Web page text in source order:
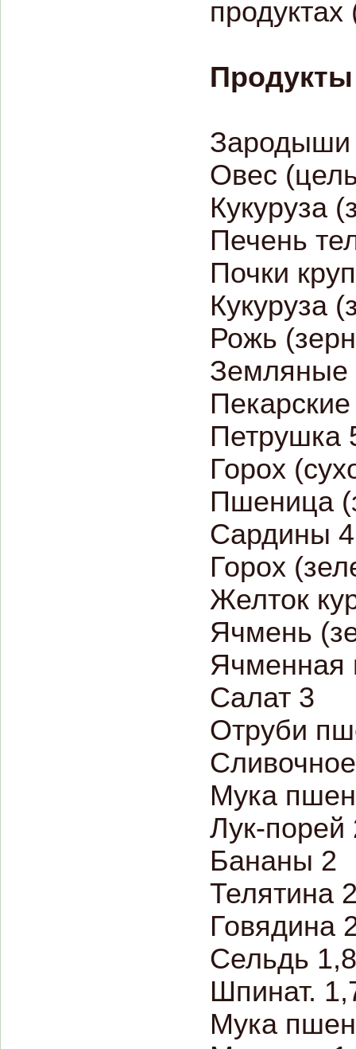
Овес
Кукуруза
Печень
Почки
Кукуруза
Рожь
Земляные
Петрушка
Горох
Пшеница
Сардины
Горох
Желток
Ячмень
Ячменная
Салат 3
Отруби
Мука
Лук-порей
Бананы 2
Телятина
Говядина
Сельдь 1,8
Шпинат.
Мука